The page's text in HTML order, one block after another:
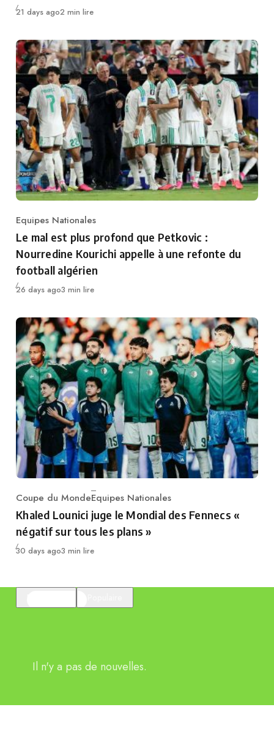
Publié
21 days ago2 min lire
Category
Equipes Nationales
Le mal est plus profond que Petkovic :
Nourredine Kourichi appelle à une refonte du
football algérien
Publié
26 days ago3 min lire
Category
Coupe du MondeEquipes Nationales
Khaled Lounici juge le Mondial des Fennecs «
négatif sur tous les plans »
Publié
30 days ago3 min lire
Il n'y a pas de nouvelles.